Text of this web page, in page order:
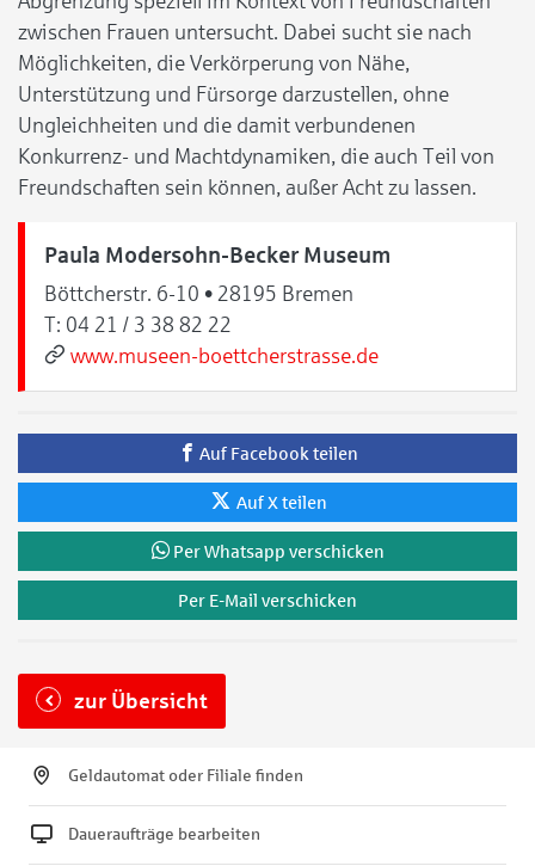
zwischen Frauen untersucht. Dabei sucht sie nach
Möglichkeiten, die Verkörperung von Nähe,
Unterstützung und Fürsorge darzustellen, ohne
Ungleichheiten und die damit verbundenen
Konkurrenz- und Machtdynamiken, die auch Teil von
Freundschaften sein können, außer Acht zu lassen.
Paula Modersohn-Becker Museum
Böttcherstr. 6-10 • 28195 Bremen
T: 04 21 / 3 38 82 22
www.museen-boettcherstrasse.de
Auf Facebook teilen
Auf X teilen
Per Whatsapp verschicken
Per E-Mail verschicken
zur Übersicht
Geldautomat oder Filiale finden
Daueraufträge bearbeiten